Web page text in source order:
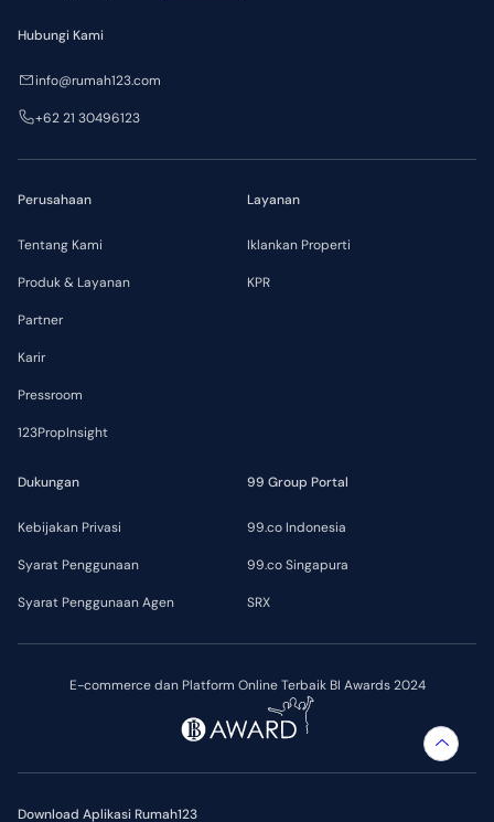
E-commerce dan Platform Online Terbaik BI Awards 2024
Download Aplikasi Rumah123
Perusahaan
Tentang Kami
Produk & Layanan
Partner
Karir
Pressroom
123PropInsight
Layanan
Iklankan Properti
KPR
Dukungan
Kebijakan Privasi
Syarat Penggunaan
Syarat Penggunaan Agen
99 Group Portal
99.co Indonesia
99.co Singapura
SRX
Hubungi Kami
info@rumah123.com
+62 21 30496123